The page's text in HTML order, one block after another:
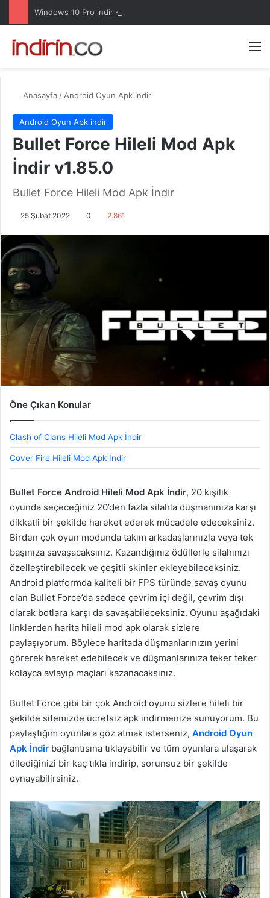
Windows 10 Pro indir – Türkçe – Güncel 2025
Anasayfa / Android Oyun Apk indir
Android Oyun Apk indir
Bullet Force Hileli Mod Apk
İndir v1.85.0
Bullet Force Hileli Mod Apk İndir
25 Şubat 2022 0 2.861
Öne Çıkan Konular
Clash of Clans Hileli Mod Apk İndir
Cover Fire Hileli Mod Apk İndir
Bullet Force Android Hileli Mod Apk İndir, 20 kişilik
oyunda seçeceğiniz 20’den fazla silahla düşmanınıza karşı
dikkatli bir şekilde hareket ederek mücadele edeceksiniz.
Birden çok oyun modunda takım arkadaşlarınızla veya tek
başınıza savaşacaksınız. Kazandığınız ödüllerle silahınızı
özelleştirebilecek ve çeşitli skinler ekleyebileceksiniz.
Android platformda kaliteli bir FPS türünde savaş oyunu
olan Bullet Force’da sadece çevrim içi değil, çevrim dışı
olarak botlara karşı da savaşabileceksiniz. Oyunu aşağıdaki
linklerden harita hileli mod apk olarak sizlere
paylaşıyorum. Böylece haritada düşmanlarınızın yerini
görerek hareket edebilecek ve düşmanlarınıza teker teker
kolayca avlayıp maçları kazanacaksınız.
Bullet Force gibi bir çok Android oyunu sizlere hileli bir
şekilde sitemizde ücretsiz apk indirmenize sunuyorum. Bu
paylaştığım oyunlara göz atmak isterseniz, Android Oyun
Apk İndir bağlantısına tıklayabilir ve tüm oyunlara ulaşarak
dilediğinizi bir kaç tıkla indirip, sorunsuz bir şekilde
oynayabilirsiniz.